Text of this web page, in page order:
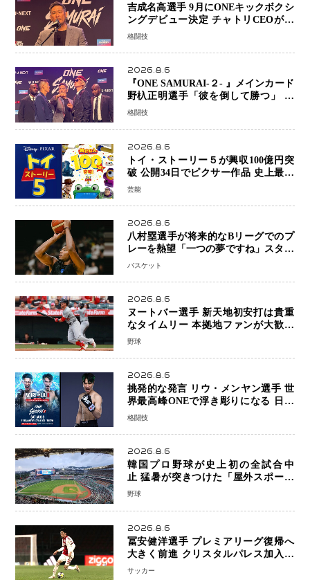
吉成名高選手 9月にONEキックボクシ
ングデビュー決定 チャトリCEOがサ
プライズ発表 2カ月連続参戦へ
格闘技
2026.8.6
『ONE SAMURAI-２- 』メインカード
野杁正明選手「彼を倒して勝つ」 リ
ウ・メンヤンとの因縁に決着へ 再起
初戦
格闘技
2026.8.6
トイ・ストーリー５が興収100億円突
破 公開34日でピクサー作品 史上最速
日本歴代シリーズ最高更新も目前
芸能
2026.8.6
八村塁選手が将来的なBリーグでのプ
レーを熱望「一つの夢ですね」スター
帰還がリーグ価値を押し上げる可能性
バスケット
2026.8.6
ヌートバー選手 新天地初安打は貴重
なタイムリー 本拠地ファンが大歓声
笑顔で歓喜
野球
2026.8.6
挑発的な発言 リウ・メンヤン選手 世
界最高峰ONEで浮き彫りになる 日本
キックボクシングが直面する“技術
格闘技
2026.8.6
韓国プロ野球が史上初の全試合中
止 猛暑が突きつけた「屋外スポーツ
の限界」 日本発のドーム型施設時代
野球
2026.8.6
冨安健洋選手 プレミアリーグ復帰へ
大きく前進 クリスタルパレス加入目
前 メディカルチェックも通過
サッカー